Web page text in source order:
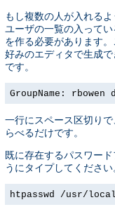
もし複数の人が入れる
ユーザの一覧の入って
を作る必要があります
好みのエディタで生成
です。
GroupName:
一行にスペース区切り
らべるだけです。
既に存在するパスワー
うにタイプしてください
htpasswd /usr/